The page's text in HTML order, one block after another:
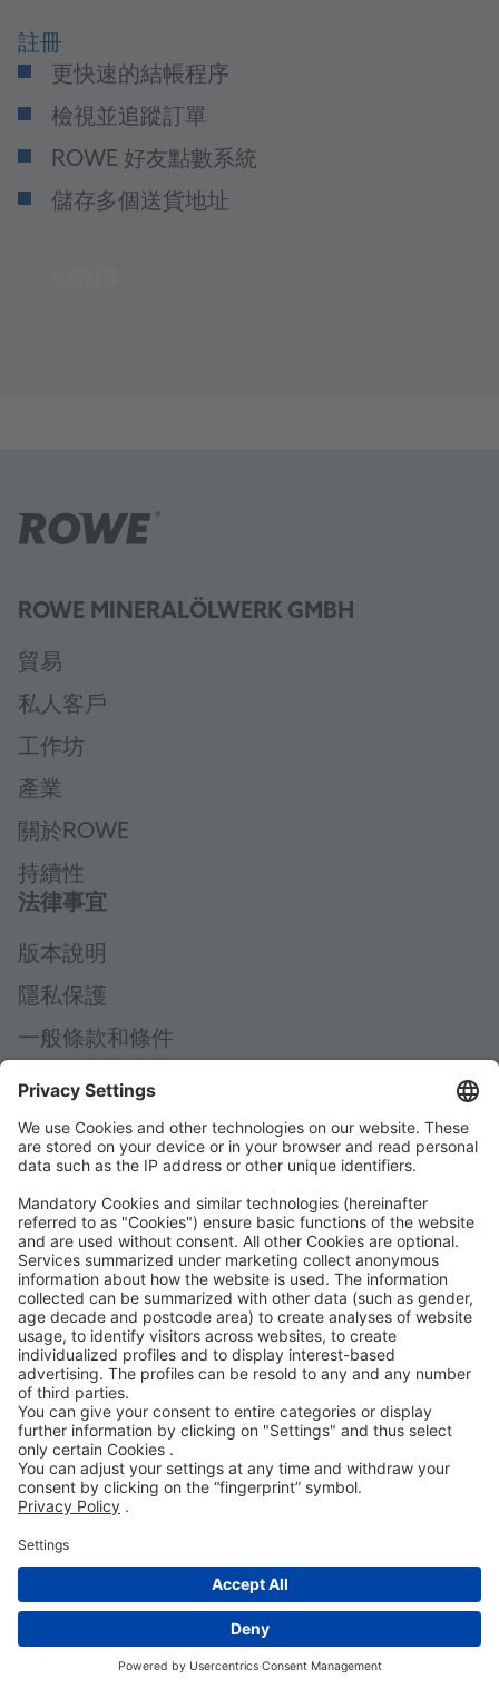
註冊
更快速的結帳程序
檢視並追蹤訂單
ROWE 好友點數系統
儲存多個送貨地址
ROWE MINERALÖLWERK GMBH
貿易
私人客戶
工作坊
產業
關於ROWE
持續性
法律事宜
版本說明
隱私保護
一般條款和條件
一般購買條款
Code of Conduct
Accessibility Statement
ROWE 社交媒體
認證方
我們支持
ROWE MINERALÖLWERK GMBH